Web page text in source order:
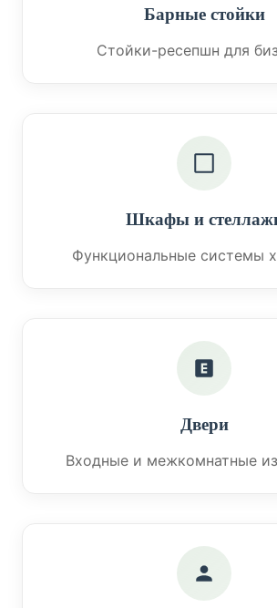
Барные стойки
Стойки-ресепшн для
Шкафы и
Функциональные системы
Двери
Входные и межкомнатные